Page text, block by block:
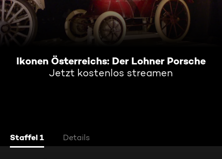
Ikonen Österreichs: Der Lohner Porsche
Jetzt kostenlos streamen
Staffel 1 Details